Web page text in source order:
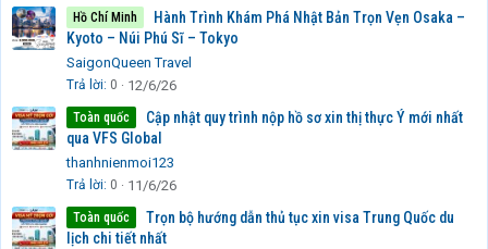
Hồ Chí Minh
Hành Trình Khám Phá Nhật Bản Trọn Vẹn Osaka –
Kyoto – Núi Phú Sĩ – Tokyo
SaigonQueen Travel
Trả lời 0 12/6/26
Toàn quốc
Cập nhật quy trình nộp hồ sơ xin thị thực Ý mới nhất
qua VFS Global
thanhnienmoi123
Trả lời 0 11/6/26
Toàn quốc
Trọn bộ hướng dẫn thủ tục xin visa Trung Quốc du
lịch chi tiết nhất